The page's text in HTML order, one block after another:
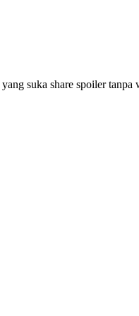
suka share spoiler